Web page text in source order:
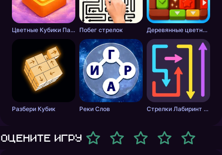
Цветные Кубики Пазл Побег стрелок Деревянные цветные блоки
Разбери Кубик Реки Слов Стрелки Лабиринт - Цветной путь
Оцените игру